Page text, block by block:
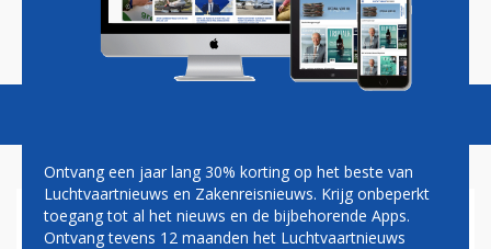
Magazine Podcasts Vacatures
ALITALIA
Ontvang een jaar lang 30% korting op het beste van
Luchtvaartnieuws en Zakenreisnieuws. Krijg onbeperkt
toegang tot al het nieuws en de bijbehorende Apps.
Ontvang tevens 12 maanden het Luchtvaartnieuws